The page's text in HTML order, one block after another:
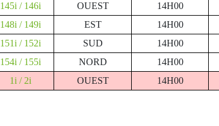
145i / 146i OUEST 14H00
148i / 149i EST 14H00
151i / 152i SUD 14H00
154i / 155i NORD 14H00
1i / 2i OUEST 14H00